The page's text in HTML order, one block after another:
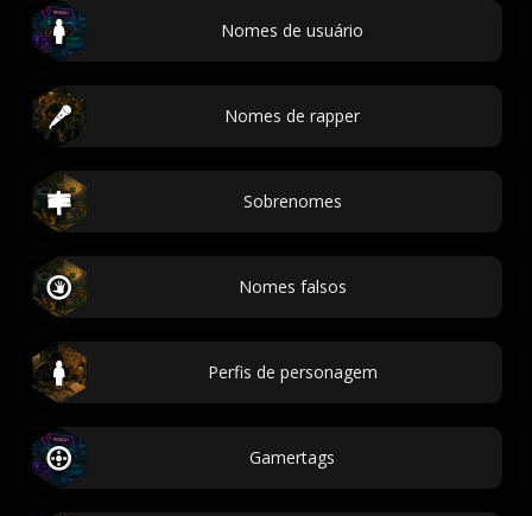
Nomes de usuário
Nomes de rapper
Sobrenomes
Nomes falsos
Perfis de personagem
Gamertags